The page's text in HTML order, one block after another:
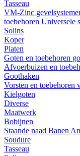
Tasseau
VM-Zinc
toebehoren Universele
Solins
Koper
Platen
Goten en toebehoren
Afvoerbuizen en
Goothaken
Vorsten en toebehoren
Kielgoten
Diverse
Maatwerk
Bobijnen
Staande naad Banen
Soudure
Tasseau